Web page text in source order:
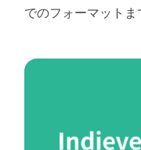
でのフォーマットま